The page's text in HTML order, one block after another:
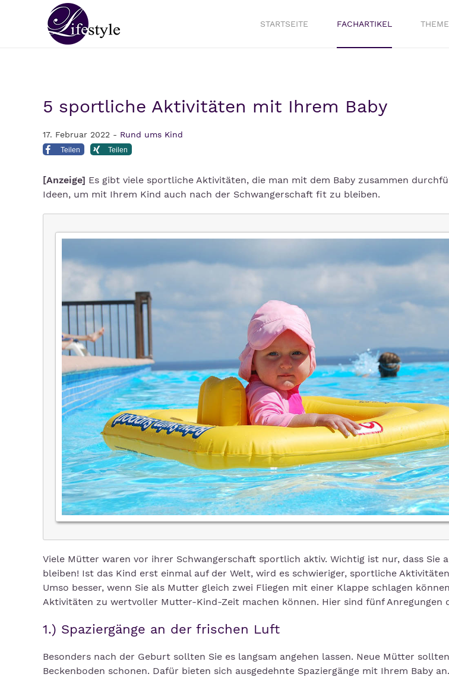
STARTSEITE FACHARTIKEL
5 sportliche Aktivitäten mit Ihrem Baby
17. Februar 2022 - Rund ums Kind
Teilen Teilen
[Anzeige] Es gibt viele sportliche Aktivitäten, die man mit dem Baby zusammen
Ideen, um mit Ihrem Kind auch nach der Schwangerschaft fit zu bleiben.
Viele Mütter waren vor ihrer Schwangerschaft sportlich aktiv. Wichtig ist nur, dass Sie
bleiben! Ist das Kind erst einmal auf der Welt, wird es schwieriger, sportliche
Umso besser, wenn Sie als Mutter gleich zwei Fliegen mit einer Klappe schlagen
Aktivitäten zu wertvoller Mutter-Kind-Zeit machen können. Hier sind fünf Anregungen
1.) Spaziergänge an der frischen Luft
Besonders nach der Geburt sollten Sie es langsam angehen lassen. Neue Mütter
Beckenboden schonen. Dafür bieten sich ausgedehnte Spaziergänge mit Ihrem Baby